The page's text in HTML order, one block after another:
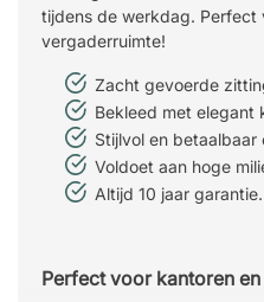
tijdens de werkdag. Perfect
vergaderruimte!
Zacht gevoerde
Bekleed met elegant
Stijlvol en betaalbaar
Voldoet aan hoge
Altijd 10 jaar garantie.
Perfect voor kantoren